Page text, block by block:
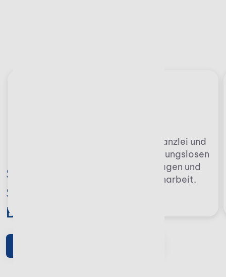
Mit Stotax Select vernetzen Sie Kanzlei und
Mandanten digital – für einen reibungslosen
Daten­austausch, weniger Rückfragen und
durchgängig effiziente Zusammenarbeit.
Stotax Software für
Steuerberater, Betriebe und
Buchhalter